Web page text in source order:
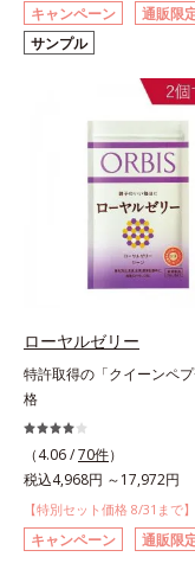
キャンペーン
通販限
サンプル
ローヤルゼリー
特許取得の「クイーンペ
格
（4.06 /70件）
税込4,968円 ～17,972円
【特別セット価格 8/31まで】
キャンペーン 通販限